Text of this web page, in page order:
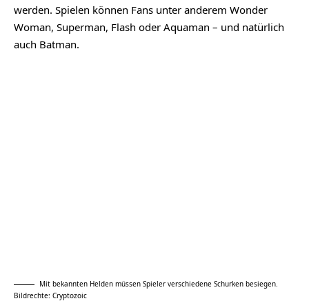
werden. Spielen können Fans unter anderem Wonder
Woman, Superman, Flash oder Aquaman – und natürlich
auch Batman.
Mit bekannten Helden müssen Spieler verschiedene Schurken besiegen.
Bildrechte: Cryptozoic